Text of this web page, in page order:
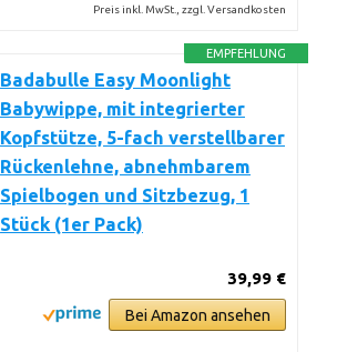
Preis inkl. MwSt., zzgl. Versandkosten
EMPFEHLUNG
Badabulle Easy Moonlight
Babywippe, mit integrierter
Kopfstütze, 5-fach verstellbarer
Rückenlehne, abnehmbarem
Spielbogen und Sitzbezug, 1
Stück (1er Pack)
39,99 €
Bei Amazon ansehen